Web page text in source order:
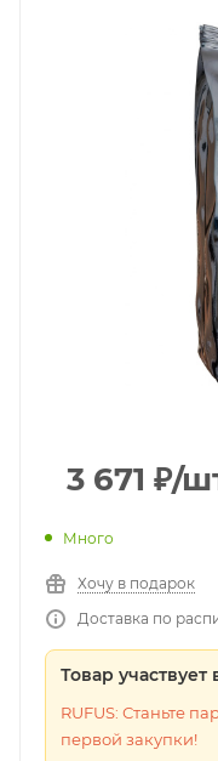
3 671 ₽/
Много
Хочу в подарок
Доставка по
Товар участвует
RUFUS: Станьте
первой закупки!